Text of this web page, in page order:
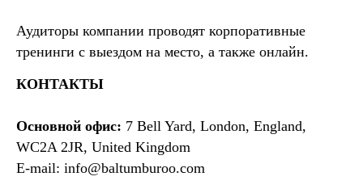
Аудиторы компании проводят корпоративные
тренинги с выездом на место, а также онлайн.
КОНТАКТЫ
Основной офис: 7 Bell Yard, London, England,
WC2A 2JR, United Kingdom
E-mail: info@baltumburoo.com